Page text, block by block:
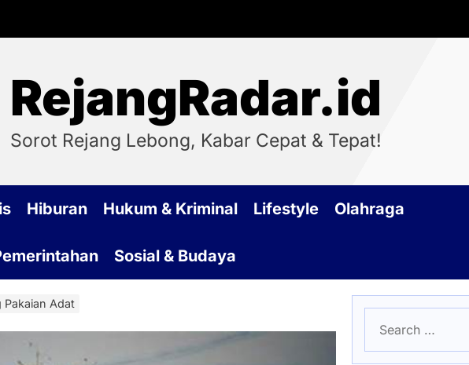
RejangRadar.id
Sorot Rejang Lebong, Kabar Cepat & Tepat!
Hiburan Hukum & Kriminal Lifestyle Olahraga
Sosial & Budaya
Pakaian Adat
for: